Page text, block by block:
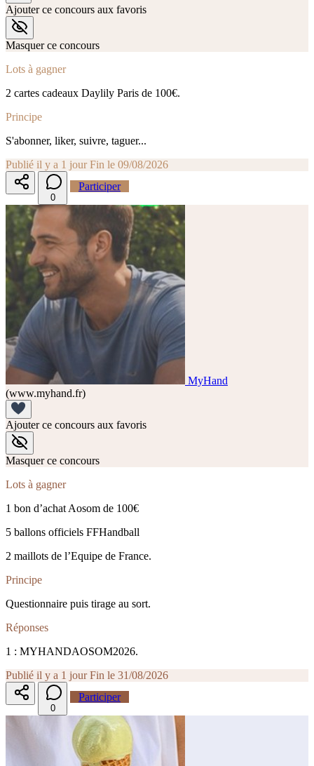
Ajouter ce concours aux favoris
Masquer ce concours
Lots à gagner
2 cartes cadeaux Daylily Paris de 100€.
Principe
S'abonner, liker, suivre, taguer...
Publié il y a 1 jour Fin le 09/08/2026
0
Participer
MyHand
(www.myhand.fr)
Ajouter ce concours aux favoris
Masquer ce concours
Lots à gagner
1 bon d’achat Aosom de 100€
5 ballons officiels FFHandball
2 maillots de l’Equipe de France.
Principe
Questionnaire puis tirage au sort.
Réponses
1 : MYHANDAOSOM2026.
Publié il y a 1 jour Fin le 31/08/2026
0
Participer